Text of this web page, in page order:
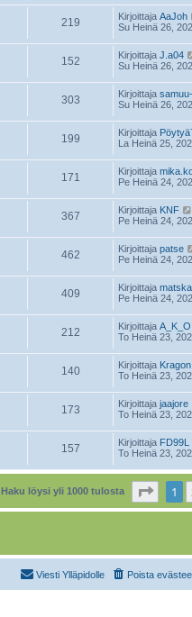
219 Kirjoittaja AaJoh
Su Heinä 26,
152 Kirjoittaja J.a04
Su Heinä 26,
303 Kirjoittaja samuu-
Su Heinä 26,
199 Kirjoittaja
La Heinä 25,
171 Kirjoittaja
Pe Heinä 24,
367 Kirjoittaja KNF
Pe Heinä 24,
462 Kirjoittaja patse
Pe Heinä 24,
409 Kirjoittaja matska
Pe Heinä 24,
212 Kirjoittaja A_K_O
To Heinä 23,
140 Kirjoittaja Kragon
To Heinä 23,
173 Kirjoittaja jaajore
To Heinä 23,
157 Kirjoittaja FD99L
To Heinä 23,
Haku löysi yli 1000 tulosta Sivu1
Poista
Viesti Ylläpidolle